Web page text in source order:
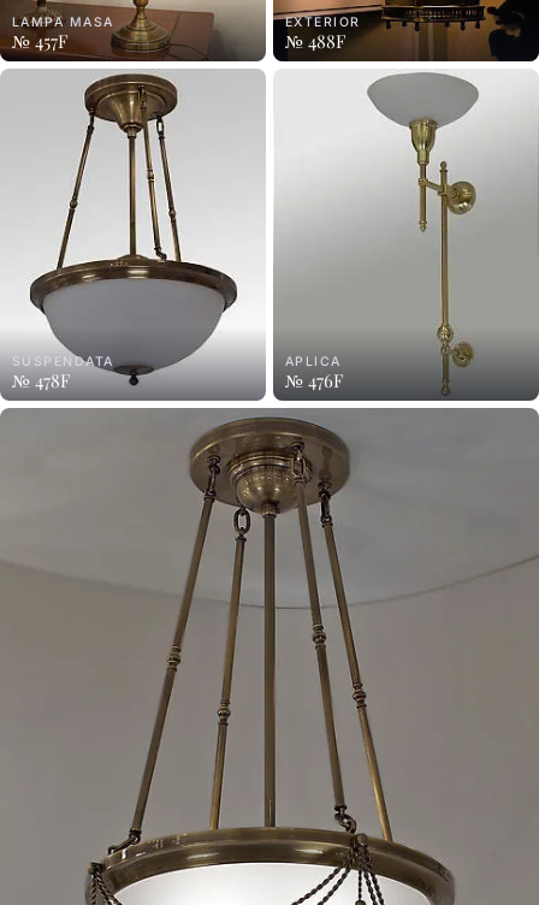
LAMPA MASA
№ 457F
EXTERIOR
№ 488F
SUSPENDATA
№ 478F
APLICA
№ 476F